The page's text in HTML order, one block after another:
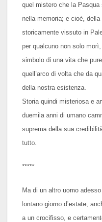
quel mistero che la
nella memoria; e cioé,
storicamente vissuto in
per qualcuno non solo
simbolo di una vita che
quell’arco di volta che da
della nostra esistenza.
Storia quindi misteriosa e
duemila anni di umano
suprema della sua
tutto.
*****
Ma di un altro uomo
lontano giorno d’estate,
a un crocifisso, e